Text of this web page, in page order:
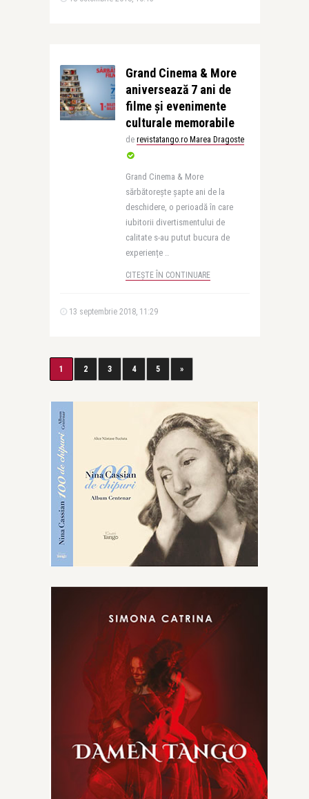
Grand Cinema & More
aniversează 7 ani de
filme și evenimente
culturale memorabile
de revistatango.ro Marea Dragoste
Grand Cinema & More
sărbătorește șapte ani de la
deschidere, o perioadă în care
iubitorii divertismentului de
calitate s-au putut bucura de
experiențe ..
CITEȘTE ÎN CONTINUARE
13 septembrie 2018, 11:29
1 2 3 4 5 »